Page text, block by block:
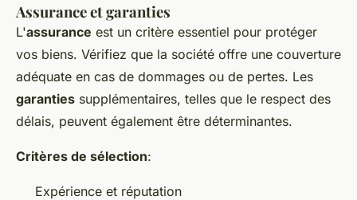
Assurance et garanties
L'assurance est un critère essentiel pour protéger
vos biens. Vérifiez que la société offre une couverture
adéquate en cas de dommages ou de pertes. Les
garanties supplémentaires, telles que le respect des
délais, peuvent également être déterminantes.
Critères de sélection:
Expérience et réputation